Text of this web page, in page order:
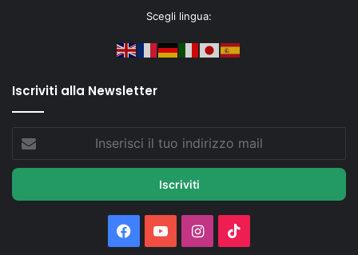
Scegli lingua:
Iscriviti alla Newsletter
tuo
mail
Facebook
You Instagram